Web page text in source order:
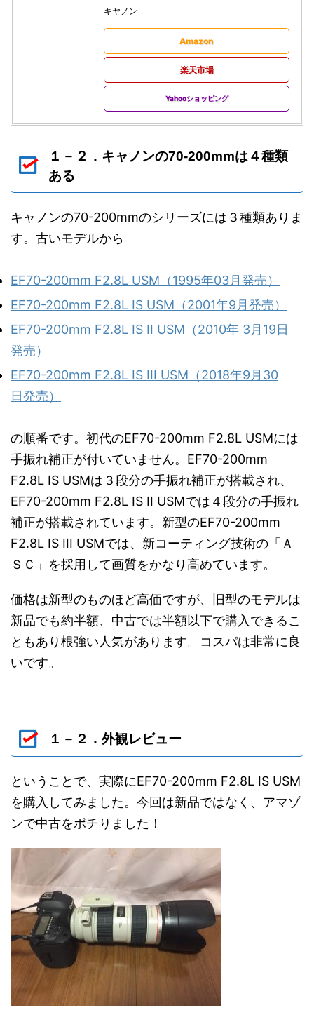
キヤノン
Amazon
楽天市場
Yahooショッピング
１－２．キャノンの70-200mmは４種類
ある
キャノンの70-200mmのシリーズには３種類ありま
す。古いモデルから
EF70-200mm F2.8L USM（1995年03月発売）
EF70-200mm F2.8L IS USM（2001年9月発売）
EF70-200mm F2.8L IS II USM（2010年 3月19日
発売）
EF70-200mm F2.8L IS III USM（2018年9月30
日発売）
の順番です。初代のEF70-200mm F2.8L USMには
手振れ補正が付いていません。EF70-200mm
F2.8L IS USMは３段分の手振れ補正が搭載され、
EF70-200mm F2.8L IS II USMでは４段分の手振れ
補正が搭載されています。新型のEF70-200mm
F2.8L IS III USMでは、新コーティング技術の「Ａ
ＳＣ」を採用して画質をかなり高めています。
価格は新型のものほど高価ですが、旧型のモデルは
新品でも約半額、中古では半額以下で購入できるこ
ともあり根強い人気があります。コスパは非常に良
いです。
１－２．外観レビュー
ということで、実際にEF70-200mm F2.8L IS USM
を購入してみました。今回は新品ではなく、アマゾ
ンで中古をポチりました！